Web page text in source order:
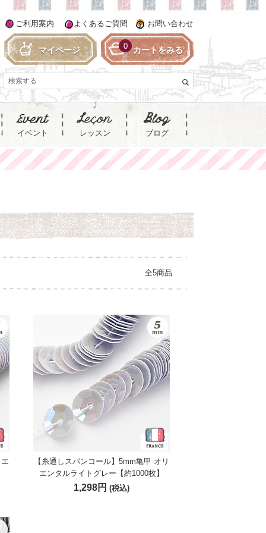
イベント レッスン ブログ
ご利用案内 よくあるご質問 お問い合わせ
マイページ カートをみる
0
全5商品
【糸通しスパンコール】5mm亀甲 オリ
エンタルライトグレー【約1000枚】
1,298円 (税込)